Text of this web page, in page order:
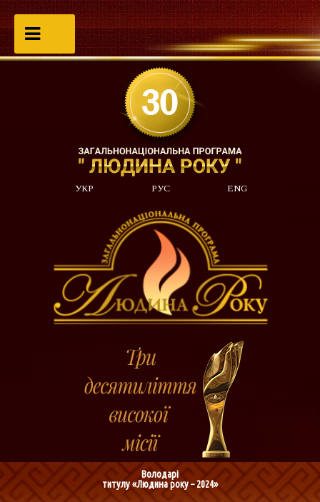
УКР РУС ENG
Володарі
титулу «Людина року – 2024»